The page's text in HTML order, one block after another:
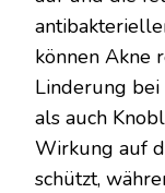
können Akne
Linderung
als auch
Wirkung auf
schützt,